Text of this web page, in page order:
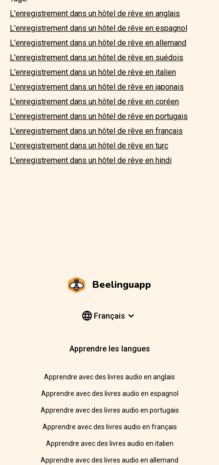
L'enregistrement dans un hôtel de rêve en anglais
L'enregistrement dans un hôtel de rêve en espagnol
L'enregistrement dans un hôtel de rêve en allemand
L'enregistrement dans un hôtel de rêve en suédois
L'enregistrement dans un hôtel de rêve en italien
L'enregistrement dans un hôtel de rêve en japonais
L'enregistrement dans un hôtel de rêve en coréen
L'enregistrement dans un hôtel de rêve en portugais
L'enregistrement dans un hôtel de rêve en français
L'enregistrement dans un hôtel de rêve en turc
L'enregistrement dans un hôtel de rêve en hindi
Beelinguapp
Français
Apprendre les langues
Apprendre avec des livres audio en anglais
Apprendre avec des livres audio en espagnol
Apprendre avec des livres audio en portugais
Apprendre avec des livres audio en français
Apprendre avec des livres audio en italien
Apprendre avec des livres audio en allemand